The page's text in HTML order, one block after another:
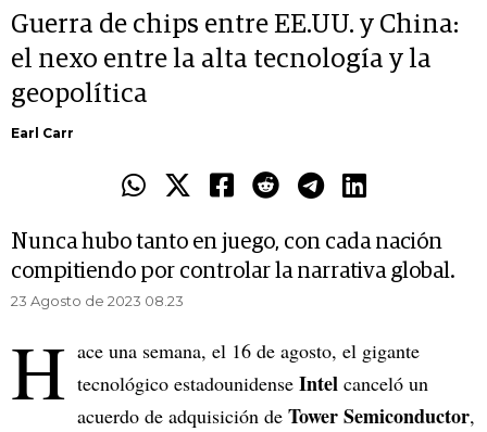
Guerra de chips entre EE.UU. y China:
el nexo entre la alta tecnología y la
geopolítica
Earl Carr
Nunca hubo tanto en juego, con cada nación
compitiendo por controlar la narrativa global.
23 Agosto de 2023 08.23
H ace una semana, el 16 de agosto, el gigante
tecnológico estadounidense Intel canceló un
acuerdo de adquisición de Tower Semiconductor,